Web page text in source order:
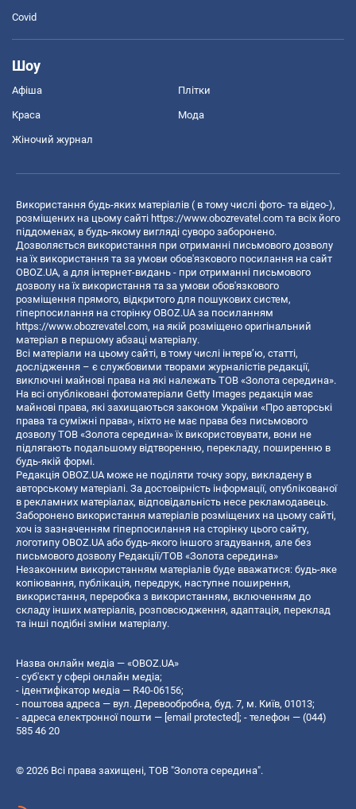
Covid
Шоу
Афіша Плітки
Краса Мода
Жіночий журнал
Використання будь-яких матеріалів ( в тому числі фото- та відео-),
розміщених на цьому сайті https://www.obozrevatel.com та всіх його
піддоменах, в будь-якому вигляді суворо заборонено.
Дозволяється використання при отриманні письмового дозволу
на їх використання та за умови обов'язкового посилання на сайт
OBOZ.UA, а для інтернет-видань - при отриманні письмового
дозволу на їх використання та за умови обов'язкового
розміщення прямого, відкритого для пошукових систем,
гіперпосилання на сторінку OBOZ.UA за посиланням
https://www.obozrevatel.com, на якій розміщено оригінальний
матеріал в першому абзаці матеріалу.
Всі матеріали на цьому сайті, в тому числі інтерв’ю, статті,
дослідження – є службовими творами журналістів редакції,
виключні майнові права на які належать ТОВ «Золота середина».
На всі опубліковані фотоматеріали Getty Images редакція має
майнові права, які захищаються законом України «Про авторські
права та суміжні права», ніхто не має права без письмового
дозволу ТОВ «Золота середина» їх використовувати, вони не
підлягають подальшому відтворенню, перекладу, поширенню в
будь-якій формі.
Редакція OBOZ.UA може не поділяти точку зору, викладену в
авторському матеріалі. За достовірність інформації, опублікованої
в рекламних матеріалах, відповідальність несе рекламодавець.
Заборонено використання матеріалів розміщених на цьому сайті,
хоч із зазначенням гіперпосилання на сторінку цього сайту,
логотипу OBOZ.UA або будь-якого іншого згадування, але без
письмового дозволу Редакції/ТОВ «Золота середина»
Незаконним використанням матеріалів буде вважатися: будь-яке
копiювання, публiкацiя, передрук, наступне поширення,
використання, переробка з використанням, включенням до
складу інших матеріалів, розповсюдження, адаптація, переклад
та інші подібні зміни матеріалу.
Назва онлайн медіа — «OBOZ.UA»
- суб'єкт у сфері онлайн медіа;
- ідентифікатор медіа — R40-06156;
- поштова адреса — вул. Деревообробна, буд. 7, м. Київ, 01013;
- адреса електронної пошти — [email protected] ; - телефон — (044)
585 46 20
© 2026 Всі права захищені, ТОВ "Золота середина".